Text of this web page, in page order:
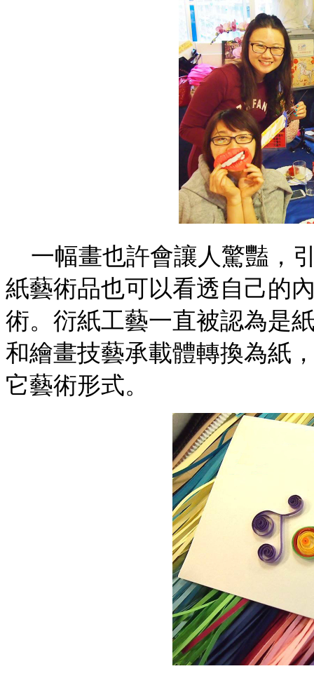
一幅畫也許會讓人驚豔，
紙藝術品也可以看透自己的
術。衍紙工藝一直被認為是
和繪畫技藝承載體轉換為紙
它藝術形式。